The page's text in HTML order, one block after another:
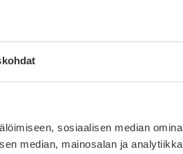
sosiaalisen median
median, mainosalan ja
Katso kaikki
Muistuttajan
tuotteet